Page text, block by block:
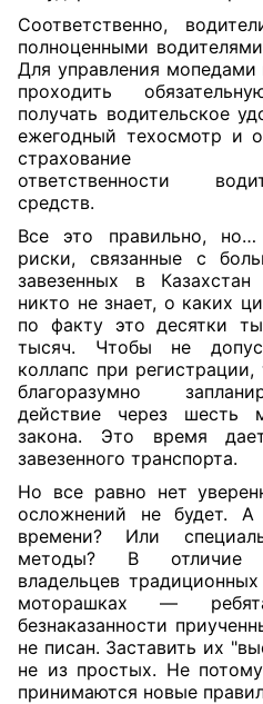
Соответственно,
полноценными
Для управления
проходить
получать водительское
ежегодный техосмотр и
страхование
ответственности
средств.
Все это правильно,
риски, связанные с
завезенных в
никто не знает, о каких
по факту это десятки
тысяч. Чтобы не
коллапс при
благоразумно
действие через шесть
закона. Это время
завезенного транспорта.
Но все равно нет
осложнений не будет.
времени? Или
методы? В отличие
владельцев
моторашках —
безнаказанности
не писан. Заставить их
не из простых. Не
принимаются новые